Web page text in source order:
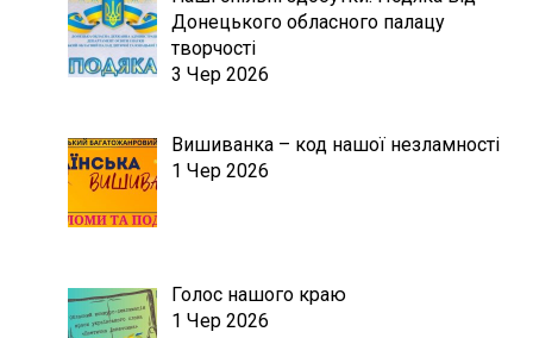
Донецького обласного палацу
творчості
3 Чер 2026
Вишиванка – код нашої незламності
1 Чер 2026
Голос нашого краю
1 Чер 2026